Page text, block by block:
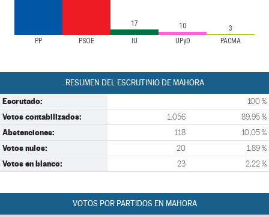
PP PSOE IU UPyD PACMA
17 10 3
RESUMEN DEL ESCRUTINIO DE MAHORA
Escrutado: 100 %
Votos contabilizados: 1.056 89,95 %
Abstenciones: 118 10,05 %
Votos nulos: 20 1,89 %
Votos en blanco: 23 2,22 %
VOTOS POR PARTIDOS EN MAHORA